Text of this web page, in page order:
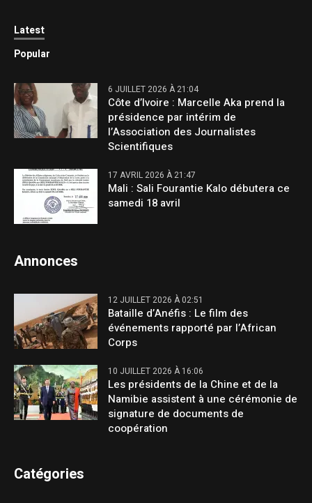
Latest
Popular
6 JUILLET 2026 À 21:04
Côte d’Ivoire : Marcelle Aka prend la
présidence par intérim de
l’Association des Journalistes
Scientifiques
17 AVRIL 2026 À 21:47
Mali : Sali Fourantie Kalo débutera ce
samedi 18 avril
Annonces
12 JUILLET 2026 À 02:51
Bataille d’Anéfis : Le film des
événements rapporté par l’African
Corps
10 JUILLET 2026 À 16:06
Les présidents de la Chine et de la
Namibie assistent à une cérémonie de
signature de documents de
coopération
Catégories